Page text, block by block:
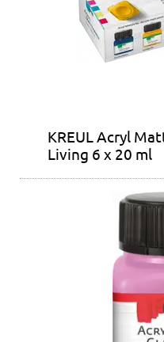
KREUL Acryl
Living 6 x 20 ml